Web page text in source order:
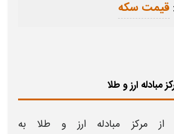
قیمت سکه
مبادله ارز و طلا
از مرکز مبادله ارز و طلا به